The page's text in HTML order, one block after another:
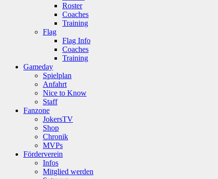
Roster
Coaches
Training
Flag
Flag Info
Coaches
Training
Gameday
Spielplan
Anfahrt
Nice to Know
Staff
Fanzone
JokersTV
Shop
Chronik
MVPs
Förderverein
Infos
Mitglied werden